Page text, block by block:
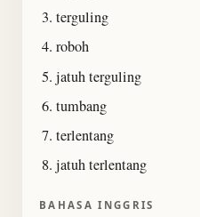
terguling
roboh
jatuh terguling
tumbang
terlentang
jatuh terlentang
BAHASA INGGRIS